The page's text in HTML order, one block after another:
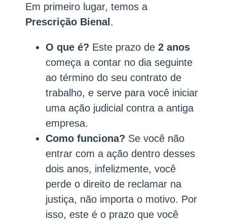
Em primeiro lugar, temos a
Prescrição Bienal .
O que é? Este prazo de 2 anos
começa a contar no dia seguinte
ao término do seu contrato de
trabalho, e serve para você iniciar
uma ação judicial contra a antiga
empresa.
Como funciona? Se você não
entrar com a ação dentro desses
dois anos, infelizmente, você
perde o direito de reclamar na
justiça, não importa o motivo. Por
isso, este é o prazo que você